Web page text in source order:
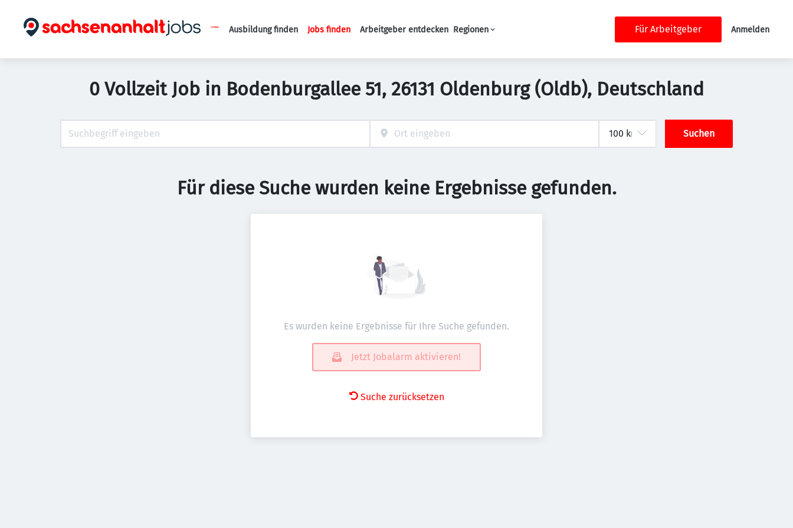
Haupt-Navigation
Ausbildung finden Jobs finden Arbeitgeber entdecken Regionen Für Arbeitgeber Anmelden
0 Vollzeit Job in Bodenburgallee 51, 26131 Oldenburg (Oldb), Deutschland
Suchen
Für diese Suche wurden keine Ergebnisse gefunden.
Es wurden keine Ergebnisse für Ihre Suche gefunden.
Jetzt Jobalarm aktivieren!
Suche zurücksetzen